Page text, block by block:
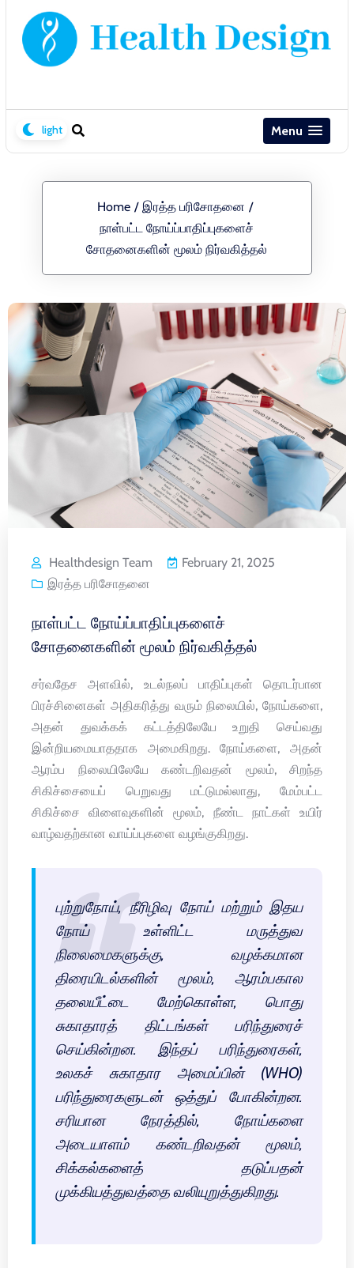
Menu
Home / இரத்த பரிசோதனை /
நாள்பட்ட நோய்ப்பாதிப்புகளைச்
சோதனைகளின் மூலம் நிர்வகித்தல்
Healthdesign Team
February 21, 2025
இரத்த பரிசோதனை
நாள்பட்ட நோய்ப்பாதிப்புகளைச்
சோதனைகளின் மூலம் நிர்வகித்தல்
சர்வதேச அளவில், உடல்நலப் பாதிப்புகள் தொடர்பான
பிரச்சினைகள் அதிகரித்து வரும் நிலையில், நோய்களை,
அதன் துவக்கக் கட்டத்திலேயே உறுதி செய்வது
இன்றியமையாததாக அமைகிறது. நோய்களை, அதன்
ஆரம்ப நிலையிலேயே கண்டறிவதன் மூலம், சிறந்த
சிகிச்சையைப் பெறுவது மட்டுமல்லாது, மேம்பட்ட
சிகிச்சை விளைவுகளின் மூலம், நீண்ட நாட்கள் உயிர்
வாழ்வதற்கான வாய்ப்புகளை வழங்குகிறது.
புற்றுநோய், நீரிழிவு நோய் மற்றும் இதய
நோய் உள்ளிட்ட மருத்துவ
நிலைமைகளுக்கு, வழக்கமான
திரையிடல்களின் மூலம், ஆரம்பகால
தலையீட்டை மேற்கொள்ள, பொது
சுகாதாரத் திட்டங்கள் பரிந்துரைச்
செய்கின்றன. இந்தப் பரிந்துரைகள்,
உலகச் சுகாதார அமைப்பின் (WHO)
பரிந்துரைகளுடன் ஒத்துப் போகின்றன.
சரியான நேரத்தில், நோய்களை
அடையாளம் கண்டறிவதன் மூலம்,
சிக்கல்களைத் தடுப்பதன்
முக்கியத்துவத்தை வலியுறுத்துகிறது.